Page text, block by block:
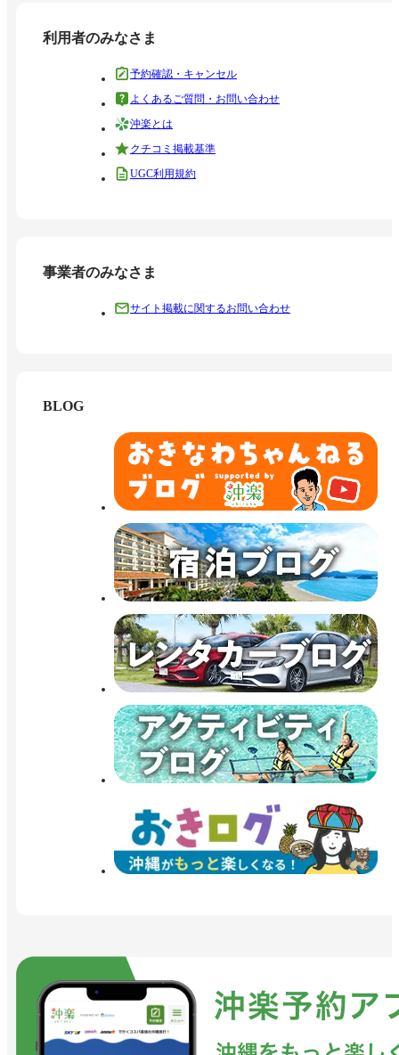
利用者のみなさま
予約確認・キャンセル
よくあるご質問・お問い合わせ
沖楽とは
クチコミ掲載基準
UGC利用規約
事業者のみなさま
サイト掲載に関するお問い合わせ
BLOG